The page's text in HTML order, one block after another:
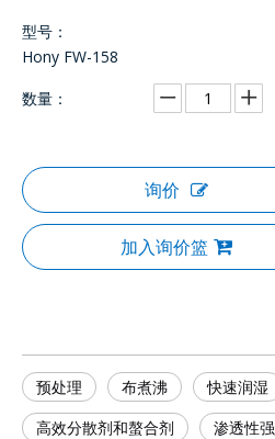
型号：
Hony FW-158
数量：
询价
加入询价篮
预处理 布煮沸
快速润湿
高效分散剂和螯合剂
渗透性强